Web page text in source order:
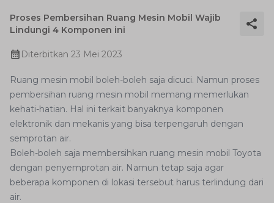
Proses Pembersihan Ruang Mesin Mobil Wajib
Lindungi 4 Komponen ini
Diterbitkan 23 Mei 2023
Ruang mesin mobil boleh-boleh saja dicuci. Namun proses
pembersihan ruang mesin mobil memang memerlukan
kehati-hatian. Hal ini terkait banyaknya komponen
elektronik dan mekanis yang bisa terpengaruh dengan
semprotan air.
Boleh-boleh saja membersihkan ruang mesin mobil Toyota
dengan penyemprotan air. Namun tetap saja agar
beberapa komponen di lokasi tersebut harus terlindung dari
air.